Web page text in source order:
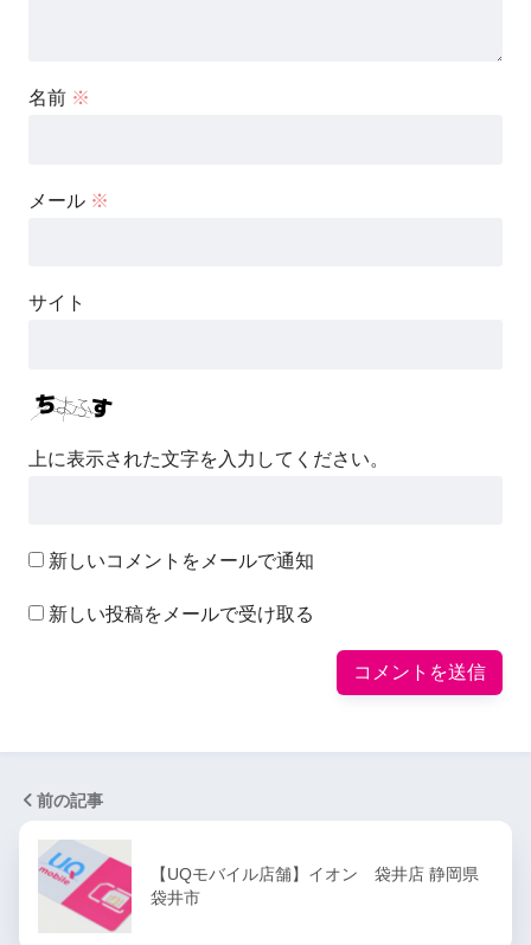
名前 ※
メール ※
サイト
上に表示された文字を入力してください。
新しいコメントをメールで通知
新しい投稿をメールで受け取る
前の記事
【UQモバイル店舗】イオン 袋井店 静岡県
袋井市